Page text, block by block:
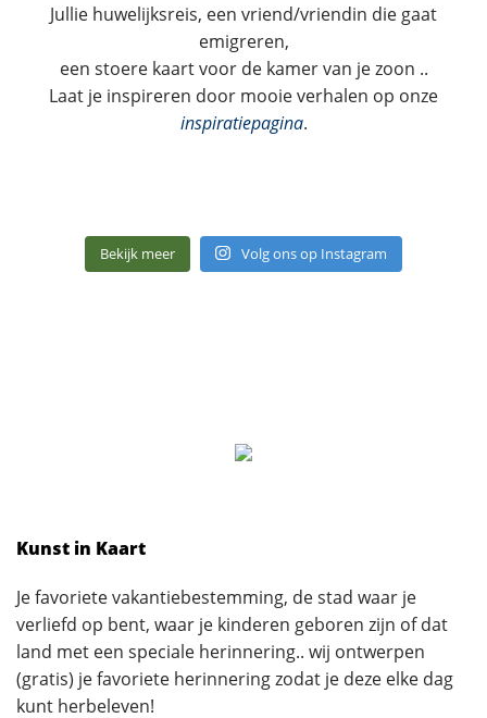
Jullie huwelijksreis, een vriend/vriendin die gaat
emigreren,
een stoere kaart voor de kamer van je zoon ..
Laat je inspireren door mooie verhalen op onze
inspiratiepagina.
Bekijk meer Volg ons op Instagram
Kunst in Kaart
Je favoriete vakantiebestemming, de stad waar je
verliefd op bent, waar je kinderen geboren zijn of dat
land met een speciale herinnering.. wij ontwerpen
(gratis) je favoriete herinnering zodat je deze elke dag
kunt herbeleven!